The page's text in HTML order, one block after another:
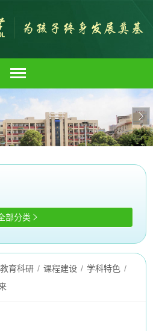

部分类 
教育科研 / 课程建设 / 学科特色 /